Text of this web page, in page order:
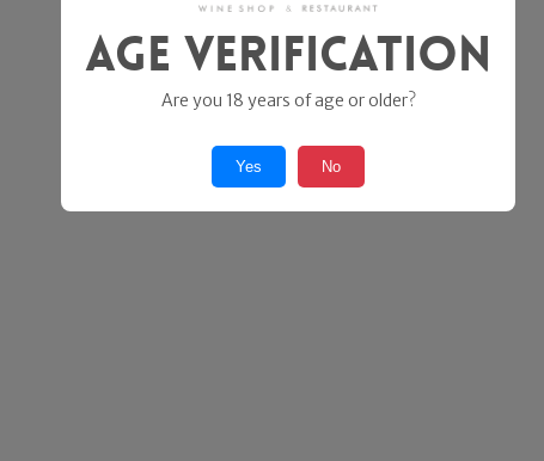
Age Verification
Are you 18 years of age or older?
Yes No